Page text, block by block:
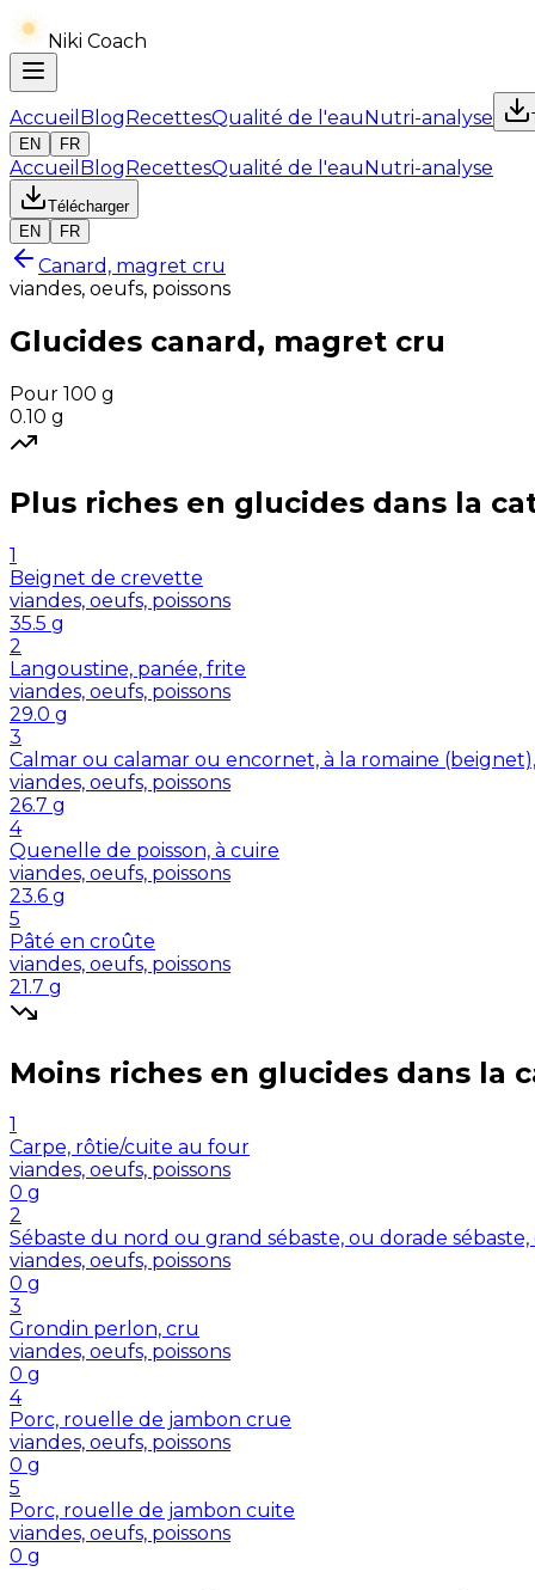
Niki Coach
Accueil BlogRecettesQualité de l'eauNutri-analyse
EN
FR
Accueil BlogRecettesQualité de l'eauNutri-analyse
Télécharger
EN
FR
Canard, magret cru
viandes, oeufs, poissons
Glucides canard, magret cru
Pour 100 g
0.10 g
Plus riches en glucides dans la
1
Beignet de crevette
viandes, oeufs, poissons
35.5 g
2
Langoustine, panée, frite
viandes, oeufs, poissons
29.0 g
3
Calmar ou calamar ou encornet, à la romaine
viandes, oeufs, poissons
26.7 g
4
Quenelle de poisson, à cuire
viandes, oeufs, poissons
23.6 g
5
Pâté en croûte
viandes, oeufs, poissons
21.7 g
Moins riches en glucides dans la
1
Carpe, rôtie/cuite au four
viandes, oeufs, poissons
0 g
2
Sébaste du nord ou grand sébaste, ou dorade
viandes, oeufs, poissons
0 g
3
Grondin perlon, cru
viandes, oeufs, poissons
0 g
4
Porc, rouelle de jambon crue
viandes, oeufs, poissons
0 g
5
Porc, rouelle de jambon cuite
viandes, oeufs, poissons
0 g